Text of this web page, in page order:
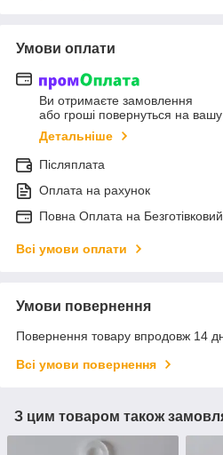
Умови оплати
Ви отримаєте замовлення
або гроші повернуться на вашу
Детальніше
Післяплата
Оплата на рахунок
Повна Оплата на
Всі умови оплати
Умови повернення
Повернення товару впродовж 14
Всі умови повернення
З цим товаром також